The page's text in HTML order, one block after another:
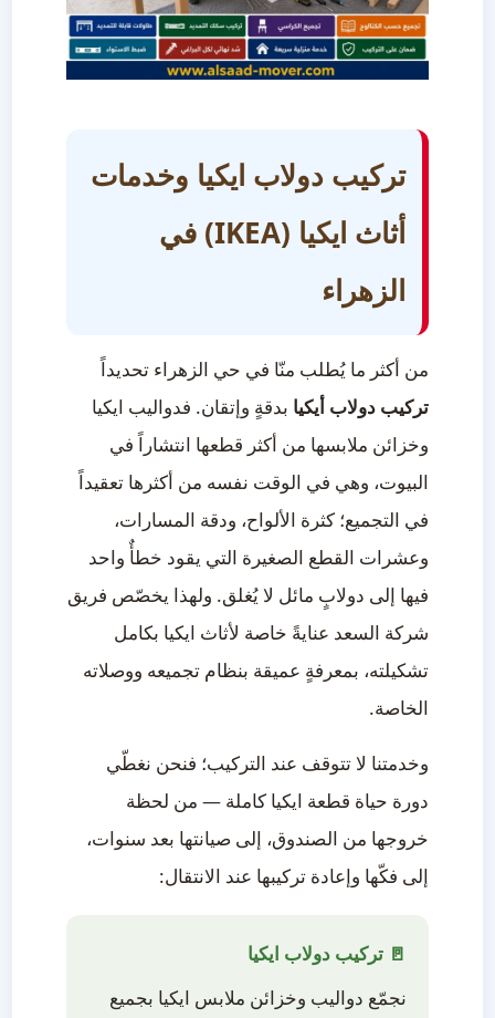
تركيب دولاب ايكيا وخدمات
أثاث ايكيا (IKEA) في
الزهراء
من أكثر ما يُطلب منّا في حي الزهراء تحديداً
تركيب دولاب أيكيا بدقةٍ وإتقان. فدواليب ايكيا
وخزائن ملابسها من أكثر قطعها انتشاراً في
البيوت، وهي في الوقت نفسه من أكثرها تعقيداً
في التجميع؛ كثرة الألواح، ودقة المسارات،
وعشرات القطع الصغيرة التي يقود خطأٌ واحد
فيها إلى دولابٍ مائل لا يُغلق. ولهذا يخصّص فريق
شركة السعد عنايةً خاصة لأثاث ايكيا بكامل
تشكيلته، بمعرفةٍ عميقة بنظام تجميعه ووصلاته
الخاصة.
وخدمتنا لا تتوقف عند التركيب؛ فنحن نغطّي
دورة حياة قطعة ايكيا كاملة — من لحظة
خروجها من الصندوق، إلى صيانتها بعد سنوات،
إلى فكّها وإعادة تركيبها عند الانتقال:
🚪 تركيب دولاب ايكيا
نجمّع دواليب وخزائن ملابس ايكيا بجميع